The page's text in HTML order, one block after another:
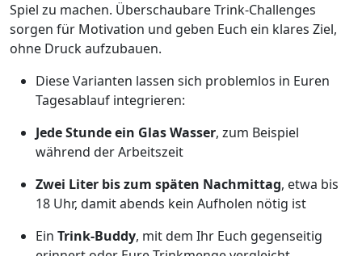
Spiel zu machen. Überschaubare Trink-Challenges
sorgen für Motivation und geben Euch ein klares Ziel,
ohne Druck aufzubauen.
Diese Varianten lassen sich problemlos in Euren
Tagesablauf integrieren:
Jede Stunde ein Glas Wasser, zum Beispiel
während der Arbeitszeit
Zwei Liter bis zum späten Nachmittag, etwa bis
18 Uhr, damit abends kein Aufholen nötig ist
Ein Trink-Buddy, mit dem Ihr Euch gegenseitig